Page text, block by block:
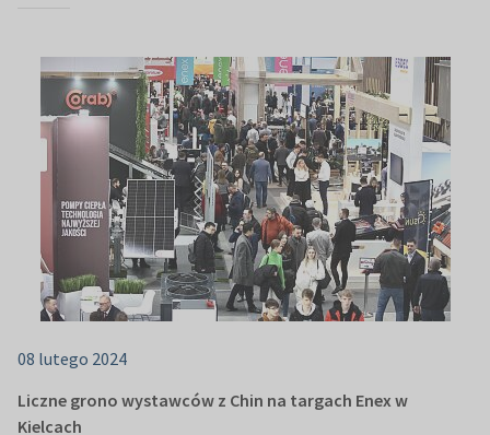
08 lutego 2024
Liczne grono wystawców z Chin na targach Enex w
Kielcach